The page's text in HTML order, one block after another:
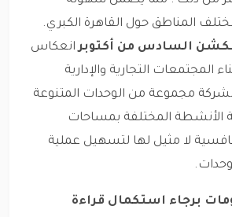
المناطق حول القاهرة الكبري.
السادس من أكتوبرانعكاس
المجتمعات التجارية والإدارية
مجموعة من الوحدات المتنوعة
الأنشطة المختلفة بمساحات
لا مثيل لها لتسهيل عملية
برجاء استكمال قراءة